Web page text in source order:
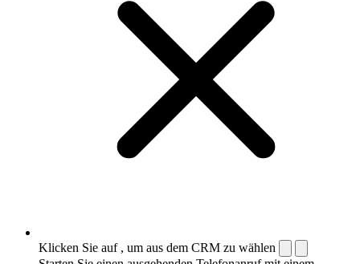
Klicken Sie auf , um aus dem CRM zu wählen